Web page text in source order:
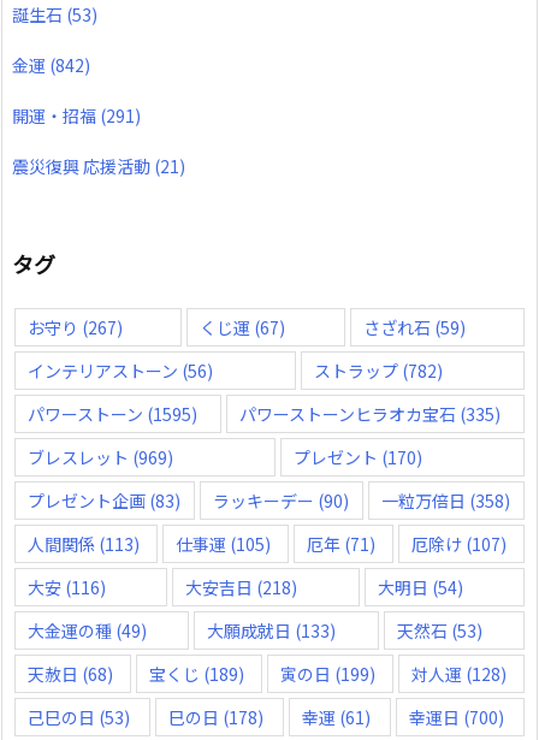
誕生石 (53)
金運 (842)
開運・招福 (291)
震災復興 応援活動 (21)
タグ
お守り (267) くじ運 (67) さざれ石 (59)
インテリアストーン (56) ストラップ(782)
パワーストーン (1595) パワーストーンヒラオカ宝石 (335)
ブレスレット (969) プレゼント (170)
プレゼント企画 (83) ラッキーデー (90) 一粒万倍日 (358)
人間関係 (113) 仕事運 (105) 厄年 (71) 厄除け (107)
大安 (116) 大安吉日 (218) 大明日 (54)
大金運の種 (49) 大願成就日 (133) 天然石 (53)
天赦日 (68) 宝くじ (189) 寅の日 (199) 対人運 (128)
己巳の日 (53) 巳の日 (178) 幸運 (61) 幸運日 (700)